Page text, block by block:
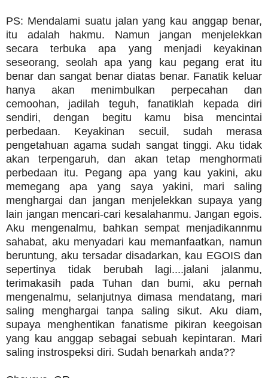
PS: Mendalami suatu jalan yang kau anggap benar,
itu adalah hakmu. Namun jangan menjelekkan
secara terbuka apa yang menjadi keyakinan
seseorang, seolah apa yang kau pegang erat itu
benar dan sangat benar diatas benar. Fanatik keluar
hanya akan menimbulkan perpecahan dan
cemoohan, jadilah teguh, fanatiklah kepada diri
sendiri, dengan begitu kamu bisa mencintai
perbedaan. Keyakinan secuil, sudah merasa
pengetahuan agama sudah sangat tinggi. Aku tidak
akan terpengaruh, dan akan tetap menghormati
perbedaan itu. Pegang apa yang kau yakini, aku
memegang apa yang saya yakini, mari saling
menghargai dan jangan menjelekkan supaya yang
lain jangan mencari-cari kesalahanmu. Jangan egois.
Aku mengenalmu, bahkan sempat menjadikannmu
sahabat, aku menyadari kau memanfaatkan, namun
beruntung, aku tersadar disadarkan, kau EGOIS dan
sepertinya tidak berubah lagi....jalani jalanmu,
terimakasih pada Tuhan dan bumi, aku pernah
mengenalmu, selanjutnya dimasa mendatang, mari
saling menghargai tanpa saling sikut. Aku diam,
supaya menghentikan fanatisme pikiran keegoisan
yang kau anggap sebagai sebuah kepintaran. Mari
saling instrospeksi diri. Sudah benarkah anda??